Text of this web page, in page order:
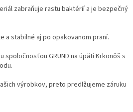
zabraňuje rastu baktérií a je bezpečný
a stabilné aj po opakovanom praní.
spoločnosťou GRUND na úpätí Krkonôš s
výrobkov, preto predlžujeme záruku